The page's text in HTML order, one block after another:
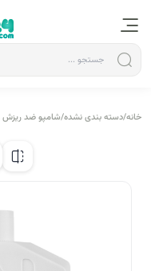
خانه/دسته بندی نشده/شامپو ضد ریزش